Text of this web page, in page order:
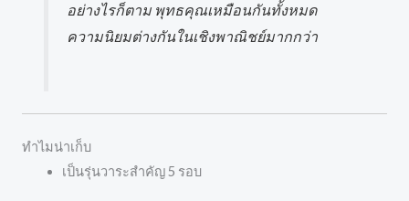
อย่างไรก็ตาม พุทธคุณเหมือนกันทั้งหมด
ความนิยมต่างกันในเชิงพาณิชย์มากกว่า
ทำไมน่าเก็บ
เป็นรุ่นวาระสำคัญ 5 รอบ